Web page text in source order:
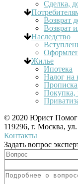
Сделка,
Возврат
Возврат
Наследство
Жилье
Ипотека
Налог на
Прописка
Покупка,
© 2020 Юрист Помог
119296, г. Москва,
Контакты
Задать вопрос